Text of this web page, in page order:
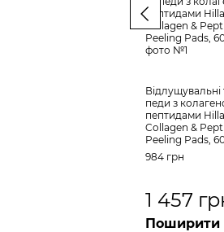
Відлущувальні
педи з
пептидами
Collagen &
Peeling Pads,
984 грн
1 457
Поширити